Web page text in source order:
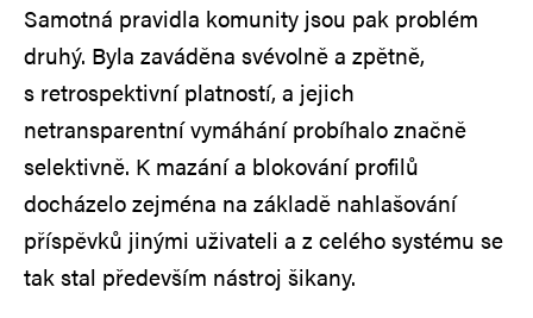
Samotná pravidla komunity jsou pak problém
druhý. Byla zaváděna svévolně a zpětně,
s retrospektivní platností, a jejich
netransparentní vymáhání probíhalo značně
selektivně. K mazání a blokování profilů
docházelo zejména na základě nahlašování
příspěvků jinými uživateli a z celého systému se
tak stal především nástroj šikany.